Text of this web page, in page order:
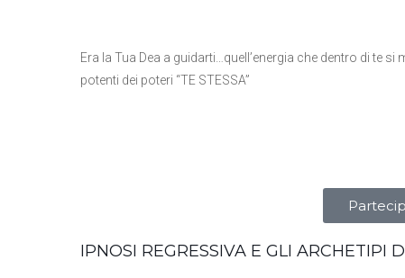
Era la Tua Dea a guidarti…quell’energia che dentro di te
potenti dei poteri “TE STESSA”
IPNOSI REGRESSIVA E GLI ARCHETIPI